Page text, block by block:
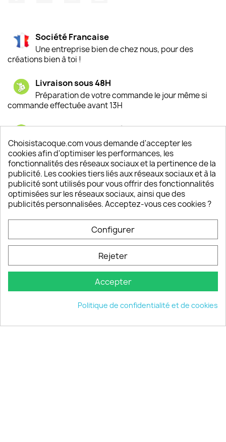
Société Francaise
Une entreprise bien de chez nous, pour des
créations bien à toi !
Livraison sous 48H
Préparation de votre commande le jour même si
commande effectuée avant 13H
Satisfaction de nos clients
Depuis 2009, entre 92% et 94% de nos clients
sont satisfaits de nos produits
Un SAV à votre écoute
Notre SAV est disponible 6/7J de 10h à 18H
keyboard_arrow_down
© 2026 - choisistacoque.com
Choisistacoque.com vous demande d'accepter les
cookies afin d'optimiser les performances, les
fonctionnalités des réseaux sociaux et la pertinence de la
publicité. Les cookies tiers liés aux réseaux sociaux et à la
publicité sont utilisés pour vous offrir des fonctionnalités
optimisées sur les réseaux sociaux, ainsi que des
publicités personnalisées. Acceptez-vous ces cookies ?
Configurer
Rejeter
Accepter
Politique de confidentialité et de cookies